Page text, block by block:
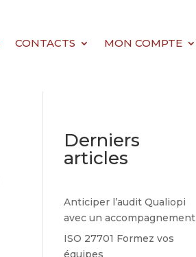
CONTACTS MON COMPTE
Derniers
articles
Anticiper l’audit Qualiopi
avec un accompagnement
ISO 27701 Formez vos
équipes